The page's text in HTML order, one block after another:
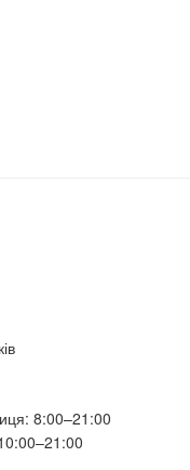
8:00–21:00